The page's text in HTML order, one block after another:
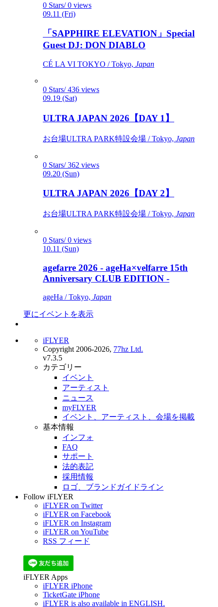
0 Stars/ 0 views
09.11 (Fri)
「SAPPHIRE ELEVATION」Special
Guest DJ: DON DIABLO
CÉ LA VI TOKYO / Tokyo, Japan
0 Stars/ 436 views
09.19 (Sat)
ULTRA JAPAN 2026【DAY 1】
お台場ULTRA PARK特設会場 / Tokyo, Japan
0 Stars/ 362 views
09.20 (Sun)
ULTRA JAPAN 2026【DAY 2】
お台場ULTRA PARK特設会場 / Tokyo, Japan
0 Stars/ 0 views
10.11 (Sun)
agefarre 2026 - ageHa×velfarre 15th
Anniversary CLUB EDITION -
ageHa / Tokyo, Japan
更にイベントを表示
iFLYER
Copyright 2006-2026, 77hz Ltd.
v7.3.5
カテゴリー
イベント
アーティスト
ニュース
myFLYER
イベント、アーティスト、会場を掲載
基本情報
インフォ
FAQ
サポート
法的表記
採用情報
ロゴ、ブランドガイドライン
Follow iFLYER
iFLYER on Twitter
iFLYER on Facebook
iFLYER on Instagram
iFLYER on YouTube
RSS フィード
iFLYER Apps
iFLYER iPhone
TicketGate iPhone
iFLYER is also available in ENGLISH.